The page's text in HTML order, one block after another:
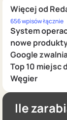
Więcej od
656 wpisów łącznie
System
nowe
Google
Top 10 miejsc
Węgier
Ile